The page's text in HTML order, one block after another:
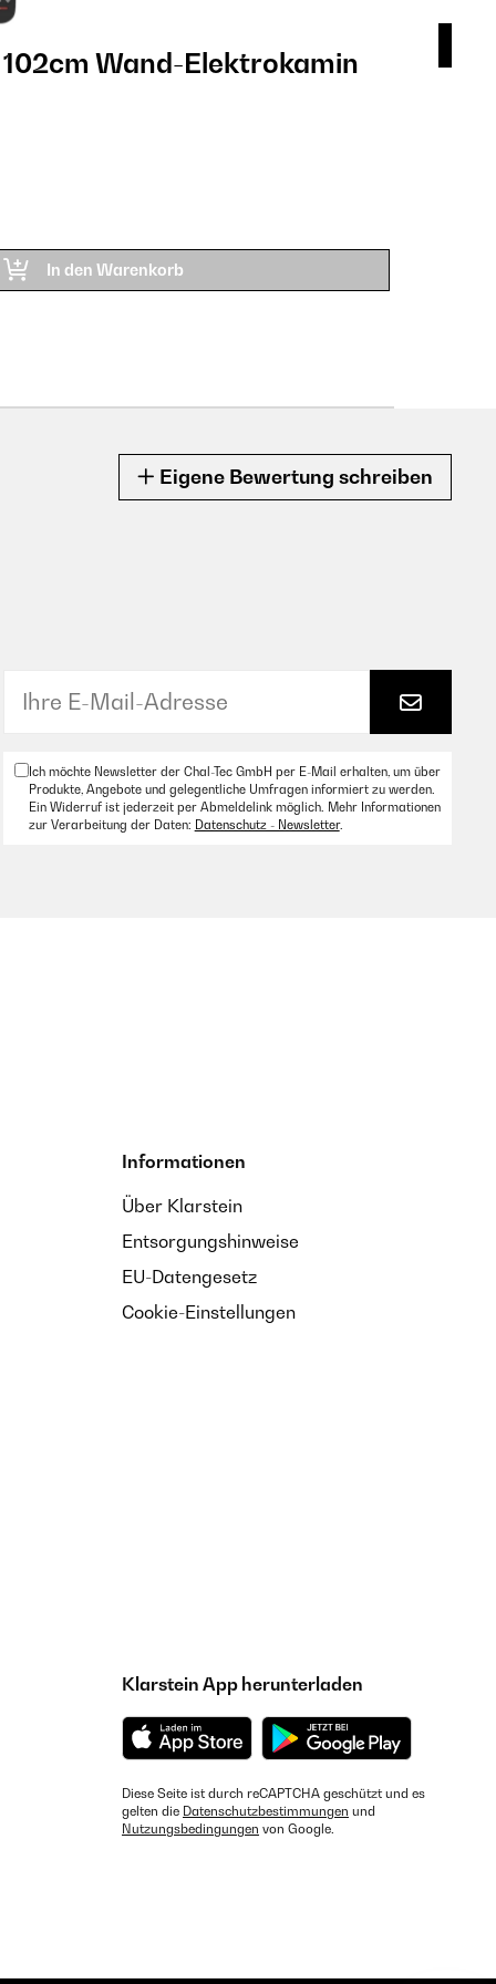
Wand-Elektrokamin​
In den Warenkorb
Eigene Bewertung schreiben
Ich möchte Newsletter der Chal-Tec GmbH per E-Mail erhalten, um über
Produkte, Angebote und gelegentliche Umfragen informiert zu werden.
Ein Widerruf ist jederzeit per Abmeldelink möglich. Mehr Informationen
zur Verarbeitung der Daten: Datenschutz - Newsletter.
Informationen
Über Klarstein
Entsorgungshinweise
EU-Datengesetz
Cookie-Einstellungen
Klarstein App herunterladen
Diese Seite ist durch reCAPTCHA geschützt und es
gelten die Datenschutzbestimmungen und
Nutzungsbedingungen von Google.